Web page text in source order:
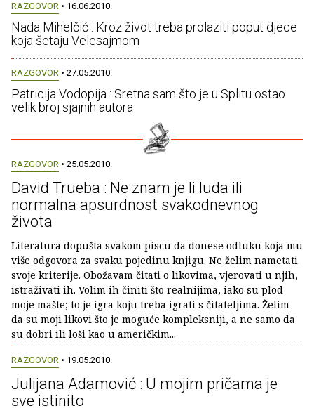
RAZGOVOR • 16.06.2010.
Nada Mihelčić : Kroz život treba prolaziti poput djece
koja šetaju Velesajmom
RAZGOVOR • 27.05.2010.
Patricija Vodopija : Sretna sam što je u Splitu ostao
velik broj sjajnih autora
RAZGOVOR • 25.05.2010.
David Trueba : Ne znam je li luda ili
normalna apsurd­nost svakodnevnog
života
Literatura dopušta svakom piscu da donese odluku koja mu
više odgovora za sva­ku pojedinu knjigu. Ne želim nametati
svoje kriterije. Obožavam čitati o likovima, vjero­vati u njih,
istraživati ih. Volim ih činiti što realnijima, iako su plod
moje mašte; to je igra koju treba igrati s čitateljima. Želim
da su moji likovi što je moguće kompleksniji, a ne samo da
su dobri ili loši kao u američkim...
RAZGOVOR • 19.05.2010.
Julijana Adamović : U mojim pričama je
sve istinito